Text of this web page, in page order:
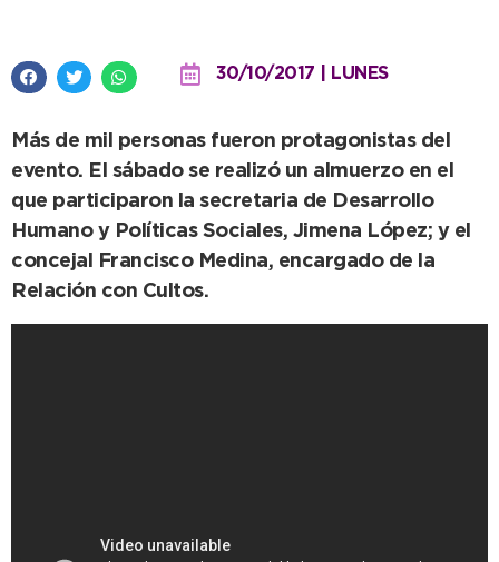
30/10/2017 | LUNES
Más de mil personas fueron protagonistas del
evento. El sábado se realizó un almuerzo en el
que participaron la secretaria de Desarrollo
Humano y Políticas Sociales, Jimena López; y el
concejal Francisco Medina, encargado de la
Relación con Cultos.